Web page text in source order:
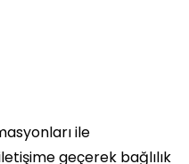
ile
geçerek bağlılık